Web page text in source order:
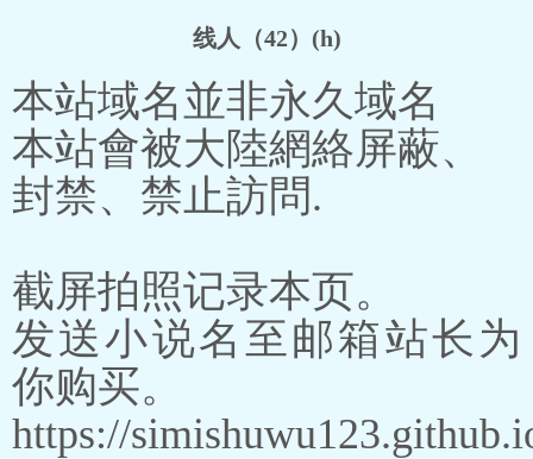
线人（42）(h)
本站域名並非永久域名
本站會被大陸網絡屏蔽、
封禁、禁止訪問.
截屏拍照记录本页。
发送小说名至邮箱站长为
你购买。
https://